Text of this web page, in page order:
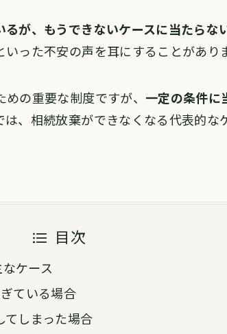
るが、もうできないケースに当たらな
いった不安の声を耳にすることがあり
の重要な制度ですが、 一定の条件に
は、相続放棄ができなくなる代表的な
目次
ケース
ている場合
しまった場合